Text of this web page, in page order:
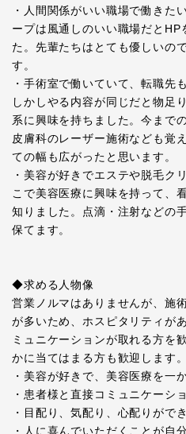
・人間関係がいい職場で働きた
ープは風通しのいい職場だとHP
た。先輩たちはとても優しいの
す。
・手術室で働いていて、転職先
しかしやる内容が同じだと物足
系に興味を持ちました。今まで
皮膚科のレーザー施術なども覚
ての幅も広がったと思います。
・美容が好きでエステや脱毛ク
こで美容医療に興味を持って、
知りました。点滴・注射などの
保てます。
◆求める人物像
営業ノルマはありませんが、施
が多いため、ホスピタリティが
ミュニケーションが取れる方を
かに当てはまる方も歓迎します。
・美容が好きで、美容医療を一
・患者様と直接コミュニケーシ
・目配り、気配り、心配りがで
・人に喜んでいただくことが自